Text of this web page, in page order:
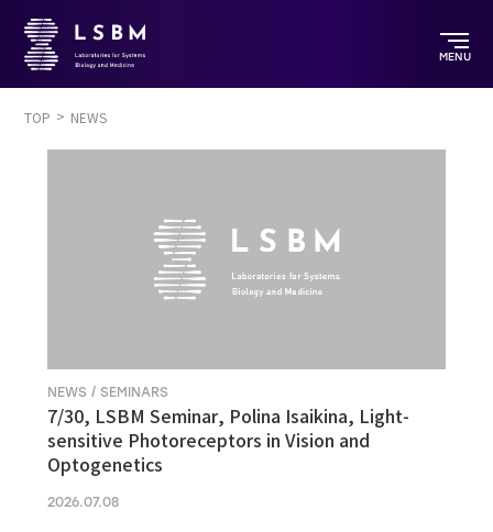
MENU
TOP NEWS
NEWS / SEMINARS
7/30, LSBM Seminar, Polina Isaikina, Light-
sensitive Photoreceptors in Vision and
Optogenetics
2026.07.08